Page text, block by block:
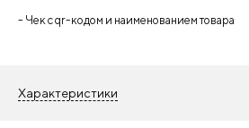
- Чек с qr-кодом и наименованием товара
Характеристики